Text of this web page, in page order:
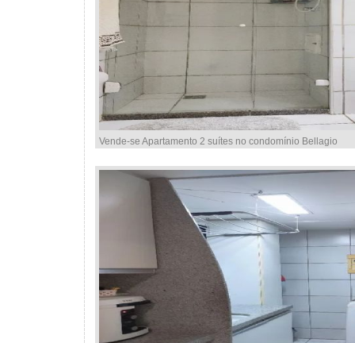
Vende-se Apartamento 2 suítes no condomínio Bellagio